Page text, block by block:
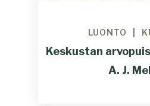
LUONTO
Keskustan
A. J.